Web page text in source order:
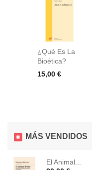
¿Qué Es La
Bioética?
Precio
15,00 €
MÁS VENDIDOS
El Animal...